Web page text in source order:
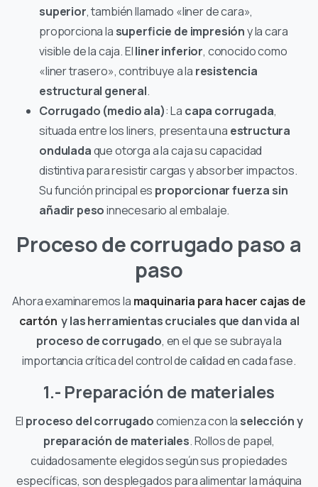
superior, también llamado «liner de cara»,
proporciona la superficie de impresióny la cara
visible de la caja. Elliner inferior, conocido como
«liner trasero», contribuye a la resistencia
estructural general.
Corrugado (medio ala): La capa corrugada,
situada entre los liners, presenta una estructura
onduladaque otorga a la caja su capacidad
distintiva para resistir cargas y absorber impactos.
Su función principal es proporcionar fuerza sin
añadir pesoinnecesario al embalaje.
Proceso de corrugado paso a
paso
Ahora examinaremos la maquinaria para hacer cajas de
cartón y las herramientas cruciales que dan vida al
proceso de corrugado, en el que se subraya la
importancia crítica del control de calidad en cada fase.
1.- Preparación de materiales
El proceso del corrugadocomienza con la selección y
preparación de materiales. Rollos de papel,
cuidadosamente elegidos según sus propiedades
específicas, son desplegados para alimentar la máquina